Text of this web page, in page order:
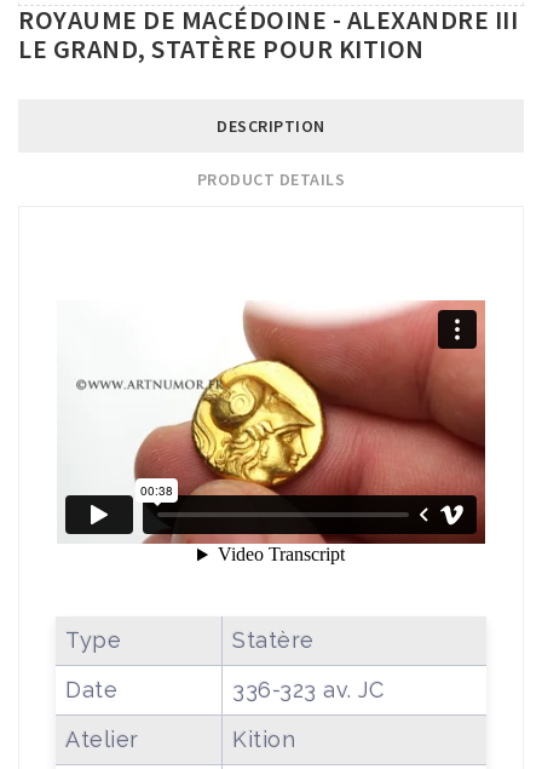
ROYAUME DE MACÉDOINE - ALEXANDRE III
LE GRAND, STATÈRE POUR KITION
DESCRIPTION
PRODUCT DETAILS
Type
Statère
Date
336-323 av. JC
Atelier
Kition